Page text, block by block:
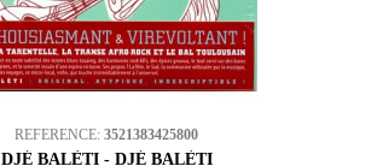
REFERENCE: 3521383425800
DJÉ BALÈTI - DJÉ BALÈTI